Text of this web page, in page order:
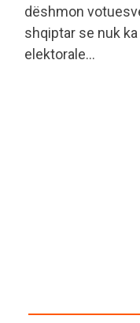
dëshmon
shqiptar se nuk
elektorale…